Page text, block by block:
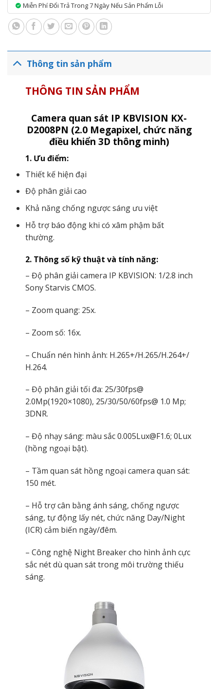
Miễn Phí Đổi Trả Trong 7 Ngày Nếu Sản Phẩm Lỗi
Thông tin sản phẩm
THÔNG TIN SẢN PHẨM
Camera quan sát IP KBVISION KX-
D2008PN (2.0 Megapixel, chức năng
điều khiển 3D thông minh)
1. Ưu điểm:
Thiết kế hiện đại
Độ phân giải cao
Khả năng chống ngược sáng ưu việt
Hỗ trợ báo động khi có xâm phậm bất
thường.
2. Thông số kỹ thuật và tính năng:
– Độ phân giải camera IP KBVISION: 1/2.8 inch
Sony Starvis CMOS.
– Zoom quang: 25x.
– Zoom số: 16x.
– Chuẩn nén hình ảnh: H.265+/H.265/H.264+/
H.264.
– Độ phân giải tối đa: 25/30fps@
2.0Mp(1920×1080), 25/30/50/60fps@ 1.0 Mp;
3DNR.
– Độ nhạy sáng: màu sắc 0.005Lux@F1.6; 0Lux
(hồng ngoại bật).
– Tầm quan sát hồng ngoại camera quan sát:
150 mét.
– Hỗ trợ cân bằng ánh sáng, chống ngược
sáng, tự động lấy nét, chức năng Day/Night
(ICR) cảm biến ngày/đêm.
– Công nghệ Night Breaker cho hình ảnh cực
sắc nét dù quan sát trong môi trường thiếu
sáng.